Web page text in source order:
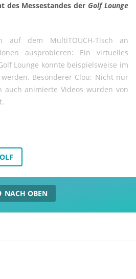
des Messestandes der Golf Lounge
auf dem MultiTOUCH-Tisch an
ausprobieren: Ein virtuelles
Lounge konnte beispielsweise im
Besonderer Clou: Nicht nur
auch animierte Videos wurden von
NACH OBEN